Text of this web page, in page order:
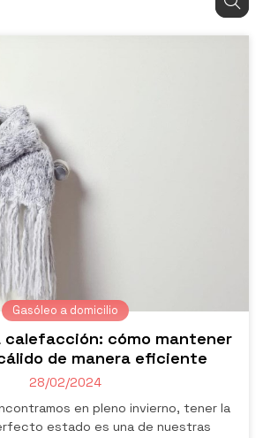
calefacción: cómo mantener
de manera eficiente
28/02/2024
Gasóleo a domicilio
en pleno invierno, tener la
estado es una de nuestras